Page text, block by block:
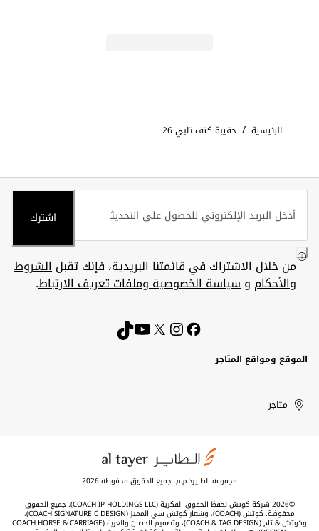
الرئيسية / حقيبة كتف تابي 26
اشترك
من خلال الاشتراك في قائمتنا البريدية، فإنك تقبلالشروط
والأحكام وسياسة الخصوصية وملفات تعريف الارتباط.
الموقع ومواقع المتاجر
United
Arab
Kuwait
الإمارات
العربية
الكويت
متاجر
مجموعة الطايرذ.م.م. جميع الحقوق محفوظة 2026
©2026 شركة كوتش لحفظ الحقوق الفكرية (COACH IP HOLDINGS LLC). جميع الحقوق
محفوظة. كوتش (COACH)، وشعار كوتش سي المميز (COACH SIGNATURE C DESIGN)،
وكوتش & تاج (COACH & TAG DESIGN)، وتصميم الحصان والعربة (COACH HORSE & CARRIAGE